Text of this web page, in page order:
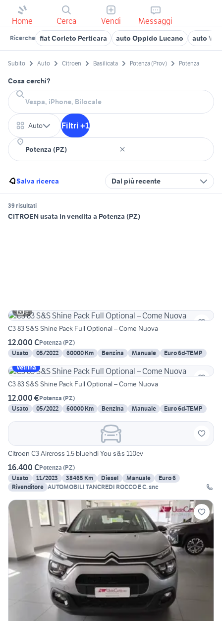
Home Cerca Vendi Messaggi
Ricerche fiat Corleto Perticara auto Oppido Lucano auto
Subito Auto Citroen Basilicata Potenza (Prov) Potenza
Cosa cerchi?
Auto Filtri +1
Salva ricerca Dal più recente
39 risultati
CITROEN usata in vendita a Potenza (PZ)
6
C3 83 S&S Shine Pack Full Optional – Come Nuova
12.000 €Potenza (PZ)
Usato
05/2022 60000 Km Benzina Manuale
Euro 6d-TEMP
Vetrina
C3 83 S&S Shine Pack Full Optional – Come Nuova
12.000 €Potenza (PZ)
Usato
05/2022 60000 Km Benzina Manuale Euro 6d-TEMP
Citroen C3 Aircross 1.5 bluehdi You s&s 110cv
16.400 €Potenza (PZ)
Usato
11/2023 38465 Km Diesel Manuale
Euro 6
Rivenditore AUTOMOBILI TANCREDI ROCCO E C. snc